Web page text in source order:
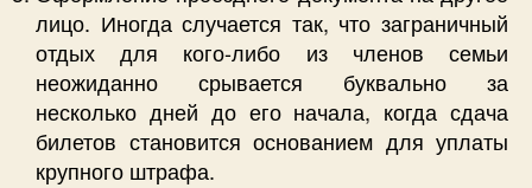
лицо. Иногда случается так, что заграничный
отдых для кого-либо из членов семьи
неожиданно срывается буквально за
несколько дней до его начала, когда сдача
билетов становится основанием для уплаты
крупного штрафа.